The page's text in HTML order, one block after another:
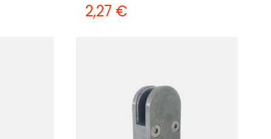
2,27 €